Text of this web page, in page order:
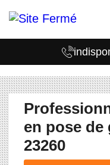
en pose
23260